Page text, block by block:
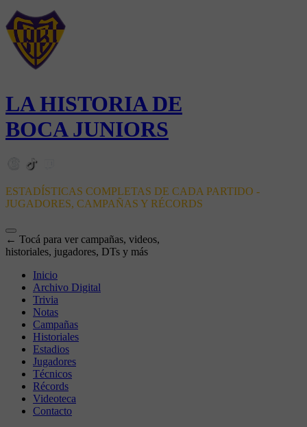
LA HISTORIA DE
BOCA JUNIORS
ESTADÍSTICAS COMPLETAS DE CADA PARTIDO -
JUGADORES, CAMPAÑAS Y RÉCORDS
← Tocá para ver campañas, videos,
historiales, jugadores, DTs y más
Inicio
Archivo Digital
Trivia
Notas
Campañas
Historiales
Estadios
Jugadores
Técnicos
Récords
Videoteca
Contacto